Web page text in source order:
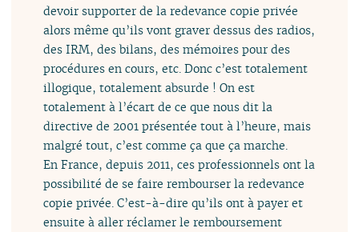
devoir supporter de la redevance copie privée
alors même qu’ils vont graver dessus des radios,
des IRM, des bilans, des mémoires pour des
procédures en cours, etc. Donc c’est totalement
illogique, totalement absurde ! On est
totalement à l’écart de ce que nous dit la
directive de 2001 présentée tout à l’heure, mais
malgré tout, c’est comme ça que ça marche.
En France, depuis 2011, ces professionnels ont la
possibilité de se faire rembourser la redevance
copie privée. C’est-à-dire qu’ils ont à payer et
ensuite à aller réclamer le remboursement